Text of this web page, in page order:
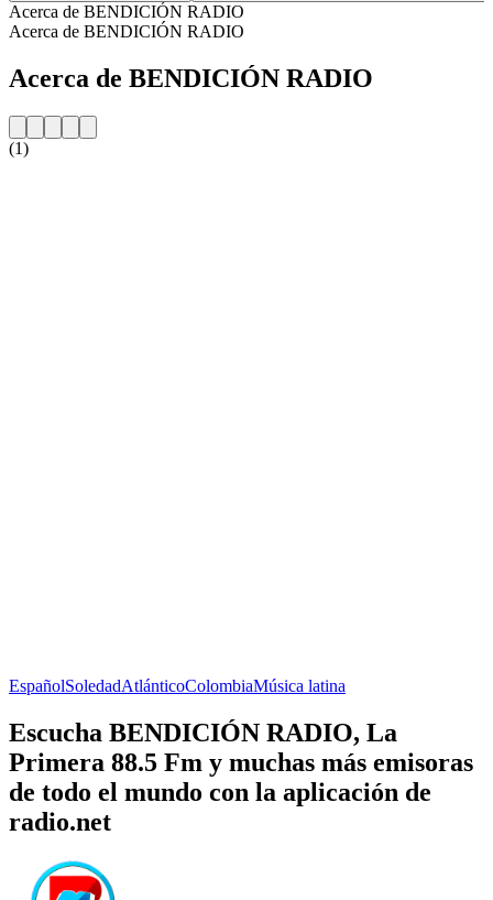
Acerca de BENDICIÓN RADIO
Acerca de BENDICIÓN RADIO
Acerca de BENDICIÓN RADIO
(1)
EspañolSoledadAtlánticoColombiaMúsica latina
Escucha BENDICIÓN RADIO, La
Primera 88.5 Fm y muchas más emisoras
de todo el mundo con la aplicación de
radio.net